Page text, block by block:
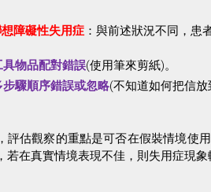
障礙性失用症：與前述狀況不同，患
具物品配對錯誤(使用筆來剪紙)。
步驟順序錯誤或忽略(不知道如何把信放
評估觀察的重點是可否在假裝情境使
若在真實情境表現不佳，則失用症現象